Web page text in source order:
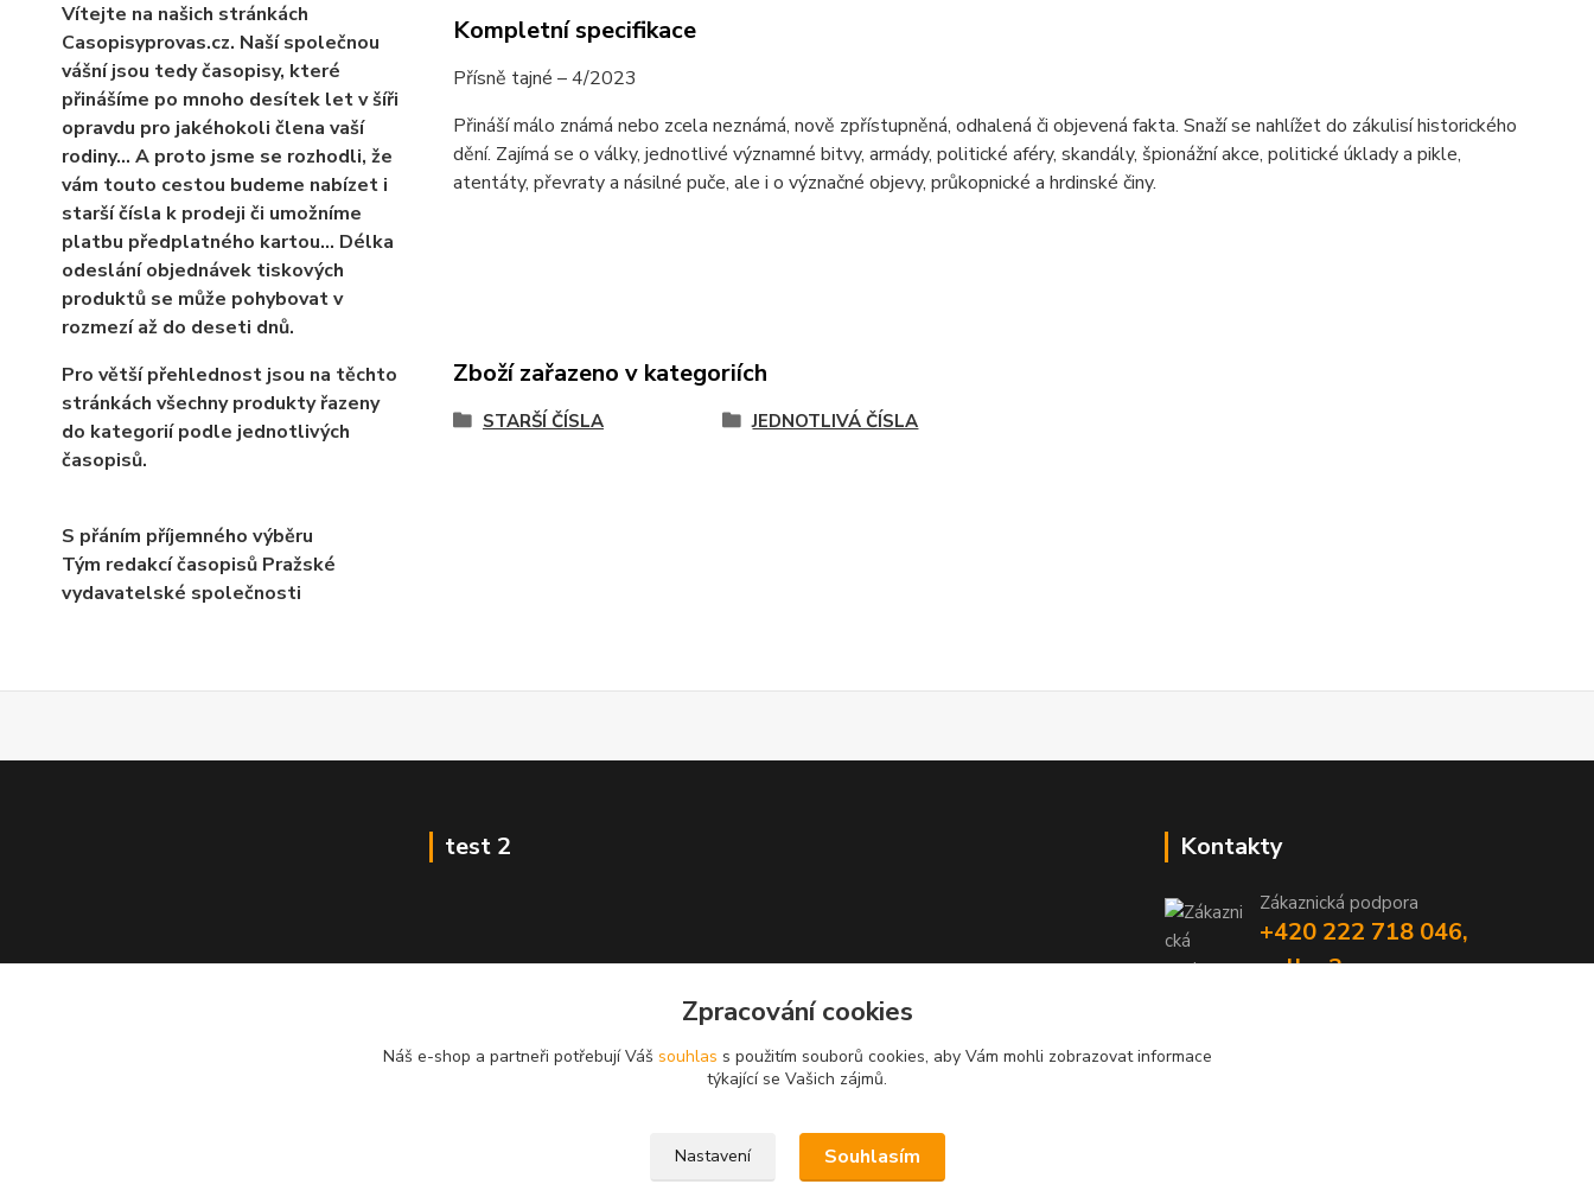
Vítejte na našich stránkách
Casopisyprovas.cz. Naší společnou
vášní jsou tedy časopisy, které
přinášíme po mnoho desítek let v šíři
opravdu pro jakéhokoli člena vaší
rodiny… A proto jsme se rozhodli, že
vám touto cestou budeme nabízet i
starší čísla k prodeji či umožníme
platbu předplatného kartou... Délka
odeslání objednávek tiskových
produktů se může pohybovat v
rozmezí až do deseti dnů.
Pro větší přehlednost jsou na těchto
stránkách všechny produkty řazeny
do kategorií podle jednotlivých
časopisů.
S přáním příjemného výběru
Tým redakcí časopisů Pražské
vydavatelské společnosti
Kompletní specifikace
Přísně tajné – 4/2023
Přináší málo známá nebo zcela neznámá, nově zpřístupněná, odhalená či objevená fakta. Snaží se nahlížet do zákulisí historického
dění. Zajímá se o války, jednotlivé významné bitvy, armády, politické aféry, skandály, špionážní akce, politické úklady a pikle,
atentáty, převraty a násilné puče, ale i o význačné objevy, průkopnické a hrdinské činy.
Zboží zařazeno v kategoriích
STARŠÍ ČÍSLA JEDNOTLIVÁ ČÍSLA
test 2 Kontakty
Zákaznická podpora
+420 222 718 046,
volba 3
Zpracování cookies
Náš e-shop a partneři potřebují Váš souhlas s použitím souborů cookies, aby Vám mohli zobrazovat informace
týkající se Vašich zájmů.
Nastavení Souhlasím